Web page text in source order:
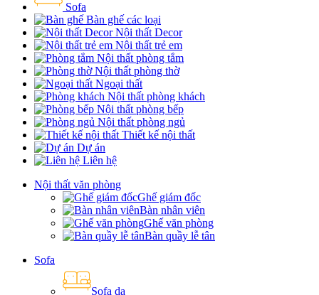
Sofa
Bàn ghế các loại
Nội thất Decor
Nội thất trẻ em
Nội thất phòng tắm
Nội thất phòng thờ
Ngoại thất
Nội thất phòng khách
Nội thất phòng bếp
Nội thất phòng ngủ
Thiết kế nội thất
Dự án
Liên hệ
Nội thất văn phòng
Ghế giám đốc
Bàn nhân viên
Ghế văn phòng
Bàn quầy lễ tân
Sofa
Sofa da